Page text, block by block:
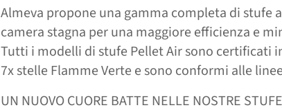
Almeva propone una gamma completa di stufe
camera stagna per una maggiore efficienza e
Tutti i modelli di stufe Pellet Air sono certificati
7x stelle Flamme Verte e sono conformi alle
UN NUOVO CUORE BATTE NELLE NOSTRE